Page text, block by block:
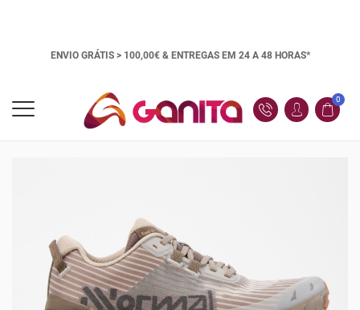
ENVIO GRÁTIS > 100,00€ & ENTREGAS EM 24 A 48 HORAS*
0